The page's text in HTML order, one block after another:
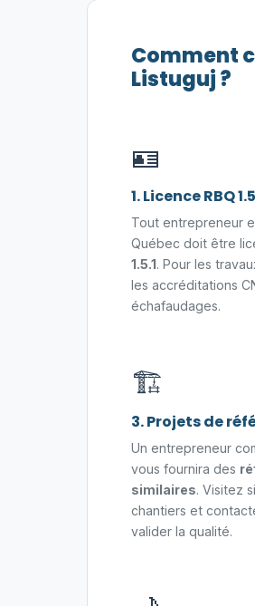
Comment
Listuguj ?
🪪
1. Licence RBQ
Tout entrepreneur
Québec doit être
1.5.1. Pour les
les accréditations
échafaudages.
🏗️
3. Projets de
Un entrepreneur
vous fournira des
similaires. Visitez
chantiers et
valider la qualité.